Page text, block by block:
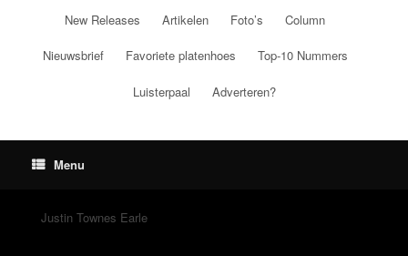
New Releases Artikelen Foto’s Column
Nieuwsbrief Favoriete platenhoes Top-10 Nummers
Luisterpaal Adverteren?
Menu
Justin Townes Earle